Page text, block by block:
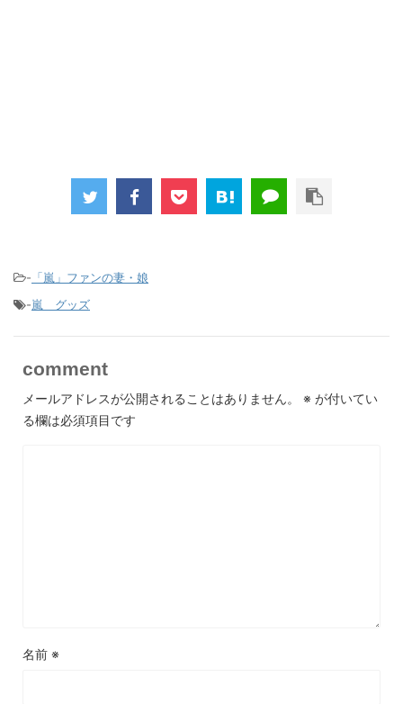
- 「嵐」ファンの妻・娘
-嵐 グッズ
comment
メールアドレスが公開されることはありません。 ※ が付いてい
る欄は必須項目です
名前 ※